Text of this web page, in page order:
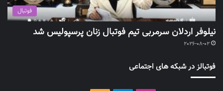
فوتبال
نیلوفر اردلان سرمربی تیم فوتبال زنان پرسپولیس شد
2026-08-02
فوتبالز در شبکه های اجتماعی